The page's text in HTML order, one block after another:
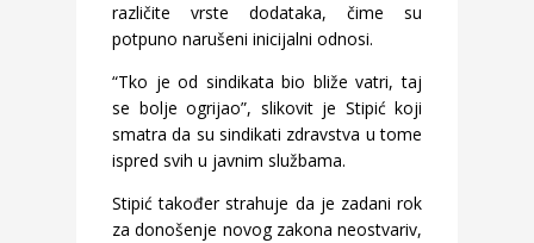
različite vrste dodataka, čime su
potpuno narušeni inicijalni odnosi.
“Tko je od sindikata bio bliže vatri, taj
se bolje ogrijao”, slikovit je Stipić koji
smatra da su sindikati zdravstva u tome
ispred svih u javnim službama.
Stipić također strahuje da je zadani rok
za donošenje novog zakona neostvariv,